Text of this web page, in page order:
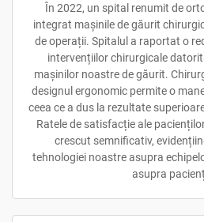
În 2022, un spital renumit de
integrat mașinile de găurit
de operații. Spitalul a raportat o
intervențiilor chirurgicale
mașinilor noastre de găurit.
designul ergonomic permite o
ceea ce a dus la rezultate
Ratele de satisfacție ale
crescut semnificativ,
tehnologiei noastre asupra
asupra